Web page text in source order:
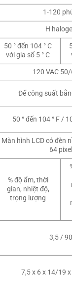
1-120
H
50 ° đến 104 ° C
với gia số 5 ° C
120 VAC
Để công suất
50 ° đến 104 ° F /
Màn hình LCD có đèn
64 pixel
% độ ẩm, thời
gian, nhiệt độ,
trọng lượng
3,5 / 90
7,5 x 6 x 14/19